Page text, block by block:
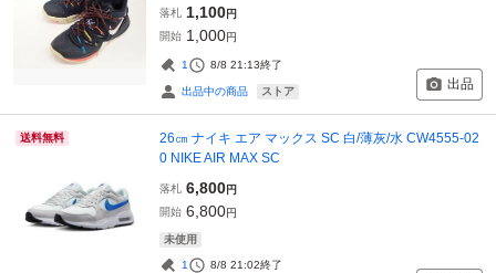
落札 1,100円
開始 1,000円
1 8/8 21:13終了
出品中の商品 ストア 出品
送料無料
26㎝ ナイキ エア マックス SC 白/薄灰/水 CW4555-02
0 NIKE AIR MAX SC
落札 6,800円
開始 6,800円
未使用
1 8/8 21:02終了